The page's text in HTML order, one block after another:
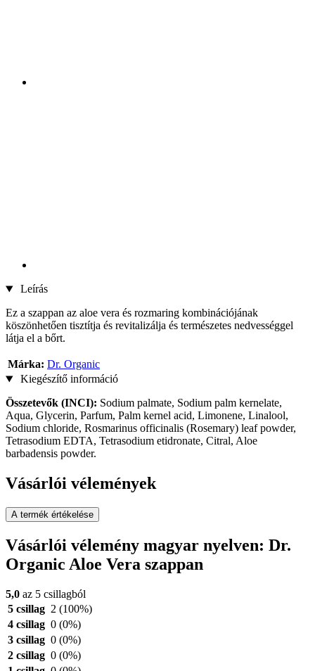
Leírás
Ez a szappan az aloe vera és rozmaring kombinációjának
köszönhetően tisztítja és revitalizálja és természetes nedvességgel
látja el a bőrt.
Márka: Dr. Organic
Kiegészítő információ
Összetevők (INCI): Sodium palmate, Sodium palm kernelate,
Aqua, Glycerin, Parfum, Palm kernel acid, Limonene, Linalool,
Sodium chloride, Rosmarinus officinalis (Rosemary) leaf powder,
Tetrasodium EDTA, Tetrasodium etidronate, Citral, Aloe
barbadensis powder.
Vásárlói vélemények
A termék értékelése
Vásárlói vélemény magyar nyelven: Dr.
Organic Aloe Vera szappan
5,0 az 5 csillagból
5 csillag 2 (100%)
4 csillag 0 (0%)
3 csillag 0 (0%)
2 csillag 0 (0%)